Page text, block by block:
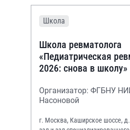
Школа
Школа ревматолога
«Педиатрическая
2026: снова в школу»
Организатор: ФГБНУ
Насоновой
г. Москва, Каширское шоссе,